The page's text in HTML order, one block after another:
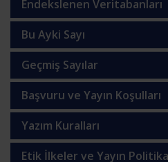
Endekslenen Veritabanları
Bu Ayki Sayı
Geçmiş Sayılar
Başvuru ve Yayın Koşulları
Yazım Kuralları
Etik İlkeler ve Yayın